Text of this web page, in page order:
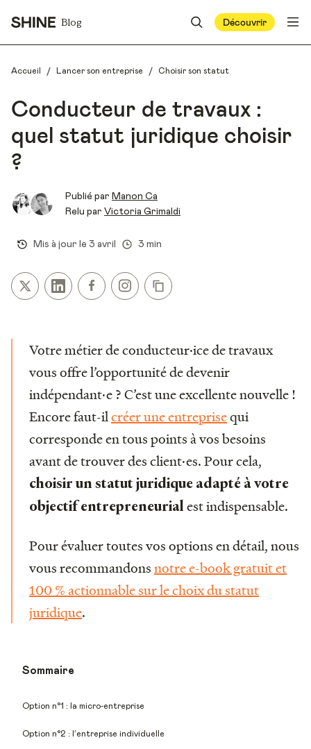
Blog Découvrir
Accueil / Lancer son entreprise / Choisir son statut
Conducteur de travaux :
quel statut juridique choisir
?
Publié par Manon Ca
Relu par Victoria Grimaldi
Mis à jour le 3 avril 3 min
Votre métier de conducteur·ice de travaux
vous offre l’opportunité de devenir
indépendant·e ? C’est une excellente nouvelle !
Encore faut-ilcréer une entreprisequi
corresponde en tous points à vos besoins
avant de trouver des client·es. Pour cela,
choisir un statut juridique adapté à votre
objectif entrepreneurial est indispensable.
Pour évaluer toutes vos options en détail, nous
vous recommandonsnotre e-book gratuit et
100 % actionnable sur le choix du statut
juridique.
Sommaire
Option n°1 : la micro-entreprise
Option n°2 : l’entreprise individuelle